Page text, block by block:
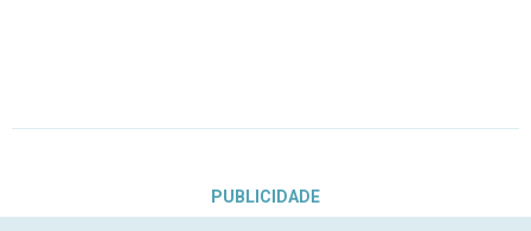
PUBLICIDADE